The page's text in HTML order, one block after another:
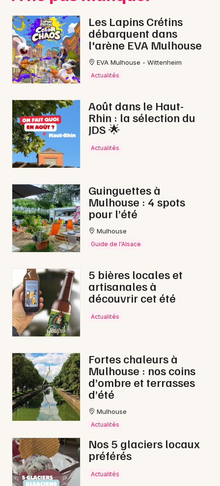
Les Lapins Crétins
débarquent dans
l'arène EVA Mulhouse
EVA Mulhouse - Wittenheim
Actualités
Août dans le Haut-
Rhin : la sélection du
JDS 🌟
Actualités
Guinguettes à
Mulhouse : 4 spots
pour l’été
Mulhouse
Guide de l'Alsace
5 bières locales et
artisanales à
découvrir cet été
Actualités
Fortes chaleurs à
Mulhouse : nos coins
d’ombre et terrasses
d’été
Mulhouse
Actualités
Nos 5 glaciers locaux
préférés
Actualités